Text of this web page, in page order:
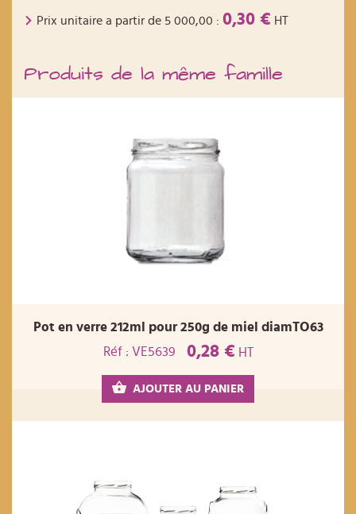
Prix unitaire a partir de 5 000,00 : 0,30 € HT
Produits de la même famille
Pot en verre 212ml pour 250g de miel diamTO63
Réf : VE5639
0,28 € HT
AJOUTER AU PANIER